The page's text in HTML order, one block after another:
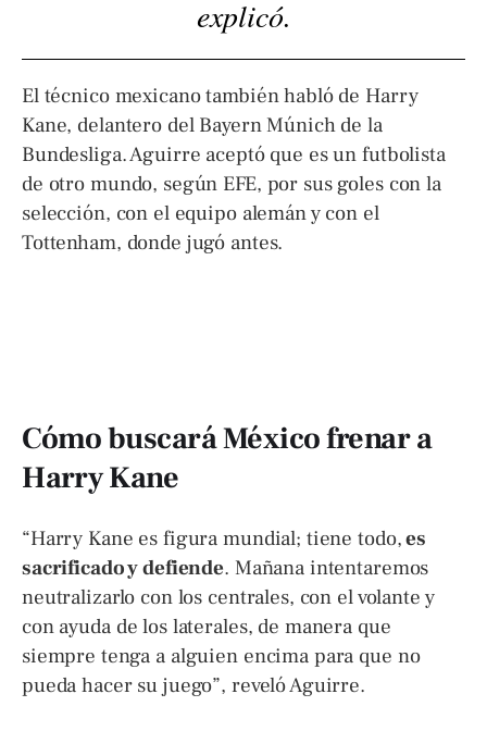
explicó.
El técnico mexicano también habló de Harry
Kane, delantero del Bayern Múnich de la
Bundesliga. Aguirre aceptó que es un futbolista
de otro mundo, según EFE, por sus goles con la
selección, con el equipo alemán y con el
Tottenham, donde jugó antes.
Cómo buscará México frenar a
Harry Kane
“Harry Kane es figura mundial; tiene todo,es
sacrificado y defiende. Mañana intentaremos
neutralizarlo con los centrales, con el volante y
con ayuda de los laterales, de manera que
siempre tenga a alguien encima para que no
pueda hacer su juego”, reveló Aguirre.